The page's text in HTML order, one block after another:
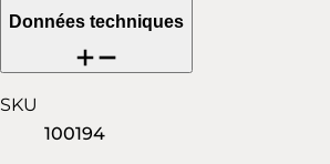
Données techniques
SKU
100194